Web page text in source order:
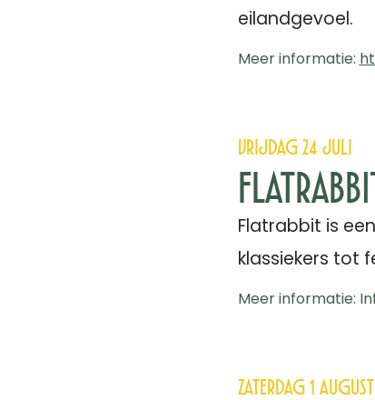
eilandgevoel.
Meer informatie:
Vrijdag 24 juli
Flatrabbit is
klassiekers tot
Meer informatie:
Zaterdag 1